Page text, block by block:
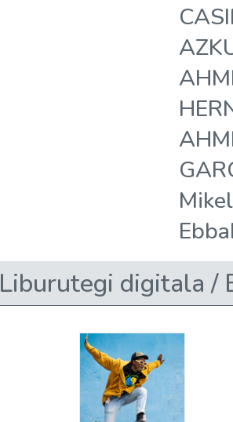
Liburutegi digitala /